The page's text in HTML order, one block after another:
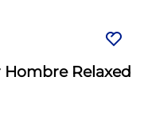
Relaxed